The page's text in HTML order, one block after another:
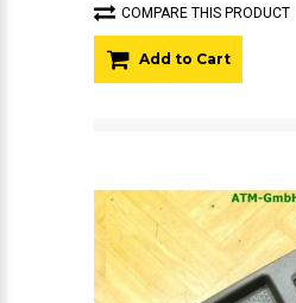
COMPARE THIS PRODUCT
Add to Cart